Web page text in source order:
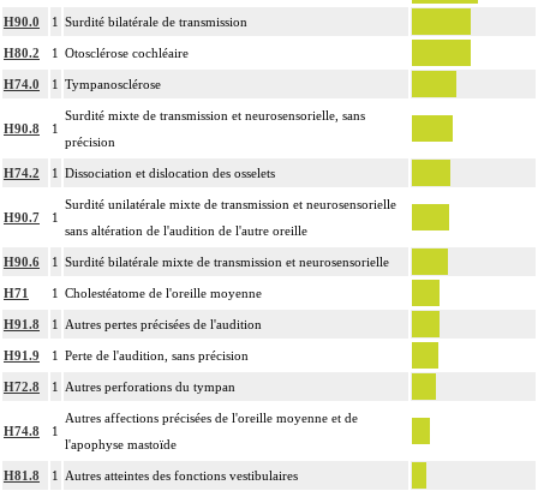
H90.0 1 Surdité bilatérale de transmission
H80.2 1 Otosclérose cochléaire
H74.0 1 Tympanosclérose
H90.8 1
Surdité mixte de transmission et neurosensorielle, sans
précision
H74.2 1 Dissociation et dislocation des osselets
H90.7 1
Surdité unilatérale mixte de transmission et neurosensorielle
sans altération de l'audition de l'autre oreille
H90.6 1 Surdité bilatérale mixte de transmission et neurosensorielle
H71 1 Cholestéatome de l'oreille moyenne
H91.8 1 Autres pertes précisées de l'audition
H91.9 1 Perte de l'audition, sans précision
H72.8 1 Autres perforations du tympan
H74.8 1
Autres affections précisées de l'oreille moyenne et de
l'apophyse mastoïde
H81.8 1 Autres atteintes des fonctions vestibulaires